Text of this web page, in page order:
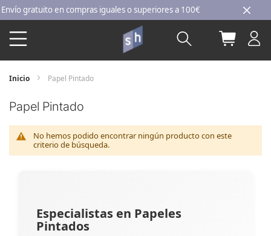
Ir
al
contenido
gratuito en compras iguales o superiores a 100€
Buscar Mi
Inicio Papel Pintado
Papel Pintado
No hemos podido encontrar ningún producto con este
criterio de búsqueda.
Especialistas en Papeles
Pintados